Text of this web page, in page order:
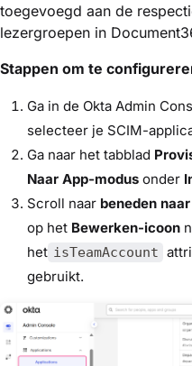
toegevoegd aan de
lezergroepen in
Stappen om te
Ga in de Okta Admin
selecteer je SCIM-
Ga naar het tabblad
Naar App-modus onder
Scroll naar beneden
op het Bewerken-icoon
het isTeamAccount
gebruikt.